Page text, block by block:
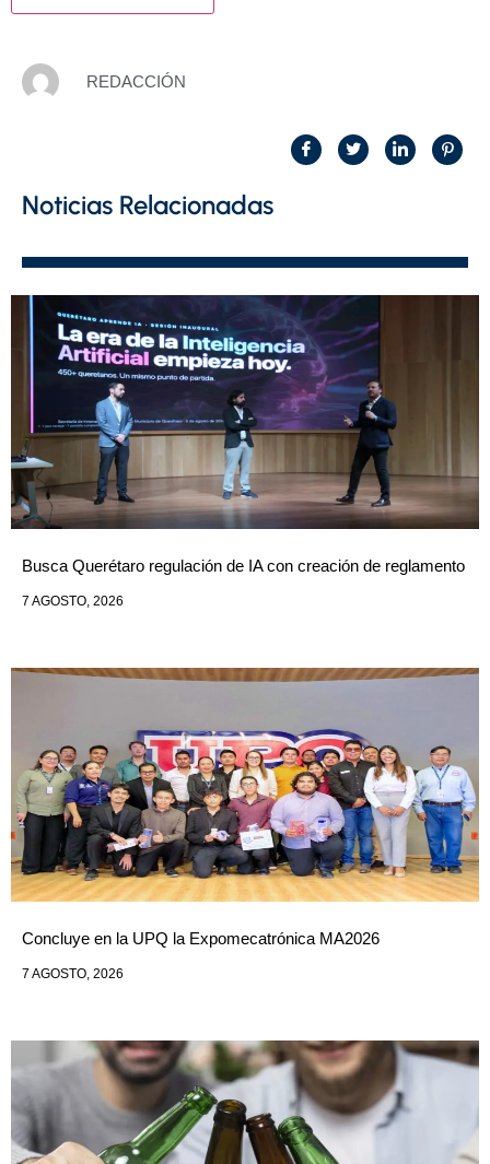
REDACCIÓN
Noticias Relacionadas
Busca Querétaro regulación de IA con creación de reglamento
7 AGOSTO, 2026
Concluye en la UPQ la Expomecatrónica MA2026
7 AGOSTO, 2026